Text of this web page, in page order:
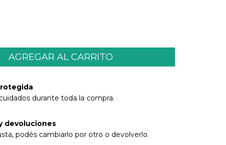
durante toda la compra.
devoluciones
podés cambiarlo por otro o devolverlo.